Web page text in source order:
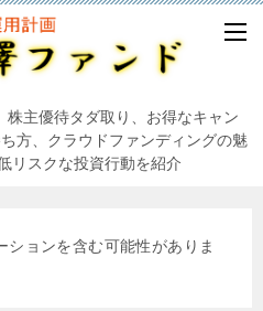
主優待タダ取り、お得なキャン
方、クラウドファンディングの魅
リスクな投資行動を紹介
ョンを含む可能性がありま